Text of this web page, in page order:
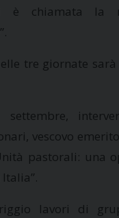
è chiamata la
tre giornate
settembre,
vescovo
pastorali: una
Italia”.
lavori di